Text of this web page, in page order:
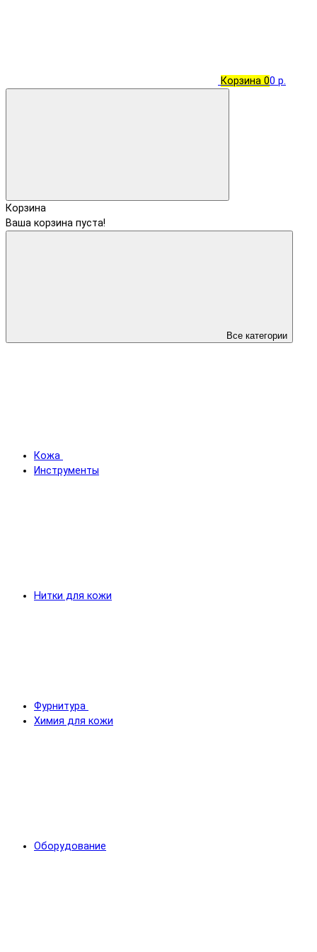
Корзина 00 р.
Корзина
Ваша корзина пуста!
Все категории
Кожа
Инструменты
Нитки для кожи
Фурнитура
Химия для кожи
Оборудование